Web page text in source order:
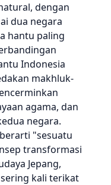
dengan
dua negara
hantu paling
Indonesia
makhluk-
agama, dan
negara.
"sesuatu
transformasi
Jepang,
kali terikat